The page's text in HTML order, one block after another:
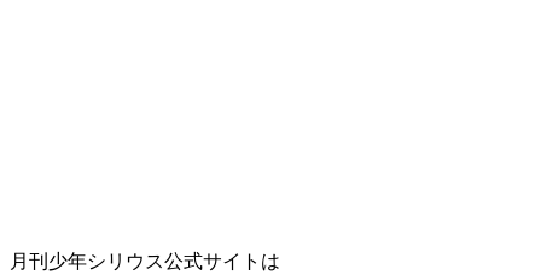
月刊少年シリウス公式サイトは